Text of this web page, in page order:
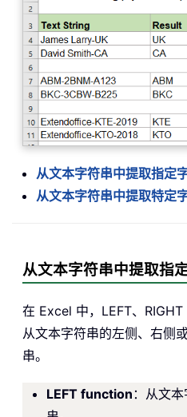
从文本字符串中提取指定
从文本字符串中提取特定
从文本字符串中提取指
在 Excel 中，LEFT、
从文本字符串的左侧、右侧
串。
LEFT function ：从文